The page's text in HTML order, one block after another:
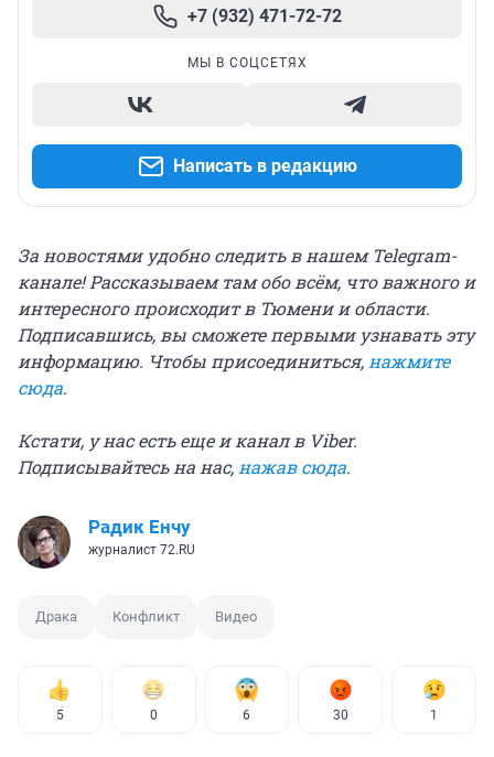
+7 (932) 471-72-72
МЫ В СОЦСЕТЯХ
Написать в редакцию
За новостями удобно следить в нашем Telegram-
канале! Рассказываем там обо всём, что важного и
интересного происходит в Тюмени и области.
Подписавшись, вы сможете первыми узнавать эту
информацию. Чтобы присоединиться,нажмите
сюда.
Кстати, у нас есть еще и канал в Viber.
Подписывайтесь на нас,нажав сюда.
Радик Енчу
журналист 72.RU
Драка Конфликт Видео
5 0 6 30 1